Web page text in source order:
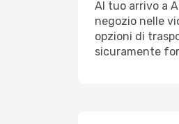
Al tuo arrivo a
negozio nelle
opzioni di
sicuramente